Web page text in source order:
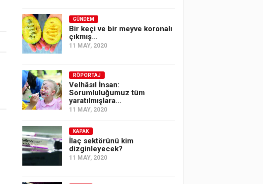
GÜNDEM
Bir keçi ve bir meyve koronalı
çıkmış…
11 MAY, 2020
RÖPORTAJ
Velhâsıl İnsan:
Sorumluluğumuz tüm
yaratılmışlara…
11 MAY, 2020
KAPAK
İlaç sektörünü kim
dizginleyecek?
11 MAY, 2020